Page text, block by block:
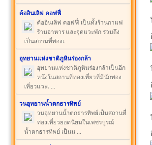
ค้ออินเลิฟ คอฟฟี่
ค้ออินเลิฟ คอฟฟี่ เป็นทั้งร้านกาแฟ
ร้านอาหาร และจุดแวะพัก รวมถึง
เป็นสถานที่ท่องเ ...
อุทยานแห่งชาติภูหินร่องกล้า
อุทยานแห่งชาติภูหินร่องกล้าเป็นอีก
หนึ่งในสถานที่ท่องเที่ยวที่มีนักท่อง
เที่ยวแวะเ ...
วนอุทยานน้ำตกธารทิพย์
วนอุทยานน้ำตกธารทิพย์เป็นสถานที่
ท่องเที่ยวยอดนิยมในเพชรบูรณ์
น้ำตกธารทิพย์ เป็นน ...